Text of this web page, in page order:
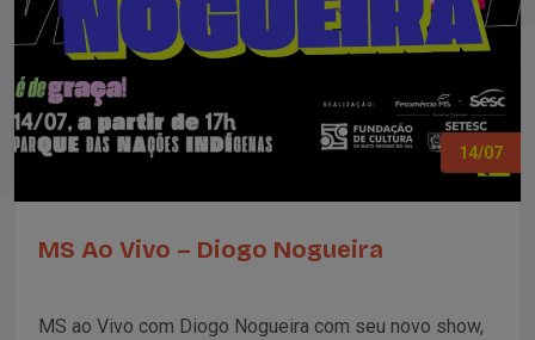
14/07
MS Ao Vivo – Diogo Nogueira
MS ao Vivo com Diogo Nogueira com seu novo show,